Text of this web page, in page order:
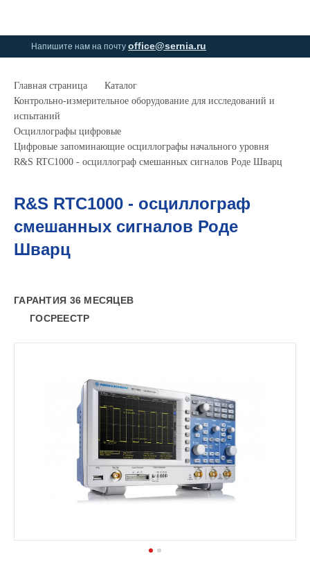
Напишите нам на почту office@sernia.ru
Главная страница
Каталог
Контрольно-измерительное оборудование для исследований и
испытаний
Осциллографы цифровые
Цифровые запоминающие осциллографы начального уровня
R&S RTC1000 - осциллограф смешанных сигналов Роде Шварц
R&S RTC1000 - осциллограф
смешанных сигналов Роде
Шварц
ГАРАНТИЯ 36 МЕСЯЦЕВ
ГОСРЕЕСТР